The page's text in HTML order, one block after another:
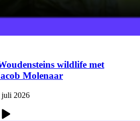
wildlife met
Molenaar
juli 2026